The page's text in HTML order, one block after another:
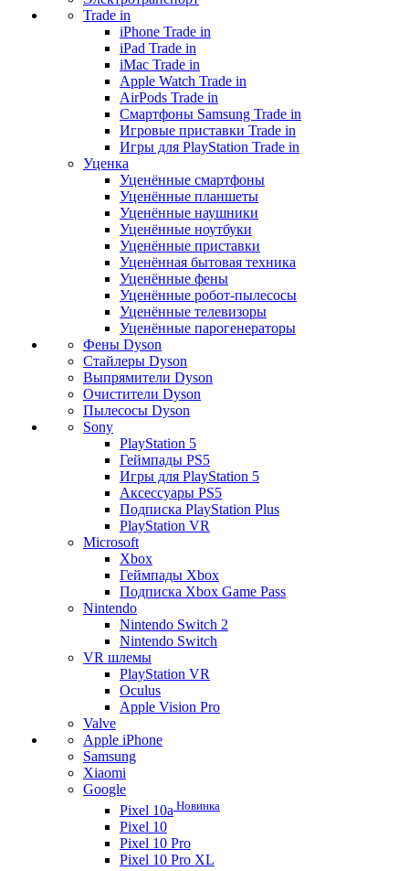
Trade in
iPhone Trade in
iPad Trade in
iMac Trade in
Apple Watch Trade in
AirPods Trade in
Смартфоны Samsung Trade in
Игровые приставки Trade in
Игры для PlayStation Trade in
Уценка
Уценённые смартфоны
Уценённые планшеты
Уценённые наушники
Уценённые ноутбуки
Уценённые приставки
Уценённая бытовая техника
Уценённые фены
Уценённые робот-пылесосы
Уценённые телевизоры
Уценённые парогенераторы
Фены Dyson
Стайлеры Dyson
Выпрямители Dyson
Очистители Dyson
Пылесосы Dyson
Sony
PlayStation 5
Геймпады PS5
Игры для PlayStation 5
Аксессуары PS5
Подписка PlayStation Plus
PlayStation VR
Microsoft
Xbox
Геймпады Xbox
Подписка Xbox Game Pass
Nintendo
Nintendo Switch 2
Nintendo Switch
VR шлемы
PlayStation VR
Oculus
Apple Vision Pro
Valve
Apple iPhone
Samsung
Xiaomi
Google
Pixel 10a Новинка
Pixel 10
Pixel 10 Pro
Pixel 10 Pro XL